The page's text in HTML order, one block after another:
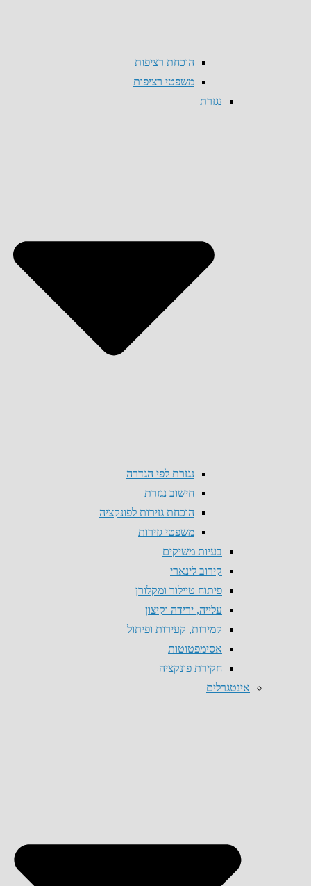
הוכחת רציפות
משפטי רציפות
נגזרת
נגזרת לפי הגדרה
חישוב נגזרת
הוכחת גזירות לפונקציה
משפטי גזירות
בעיות משיקים
קירוב לינארי
פיתוח טיילור ומקלורן
עלייה, ירידה וקיצון
קמירות, קעירות ופיתול
אסימפטוטות
חקירת פונקציה
אינטגרלים